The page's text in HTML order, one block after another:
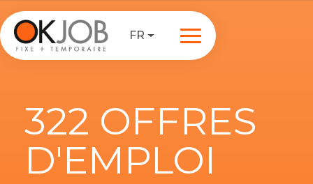
FR
322 OFFRES
D'EMPLOI